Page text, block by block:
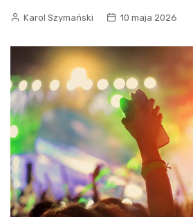
Karol Szymański 10 maja 2026